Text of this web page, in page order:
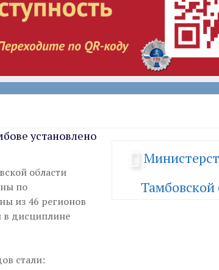
Тамбовской
установлено
области
по
из 46 регионов
в дисциплине
стали: